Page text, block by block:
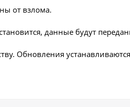
от взлома.
данные будут
Обновления